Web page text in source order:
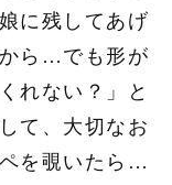
に残してあげ
ら…でも形が
れない？」と
て、大切なお
を覗いたら…